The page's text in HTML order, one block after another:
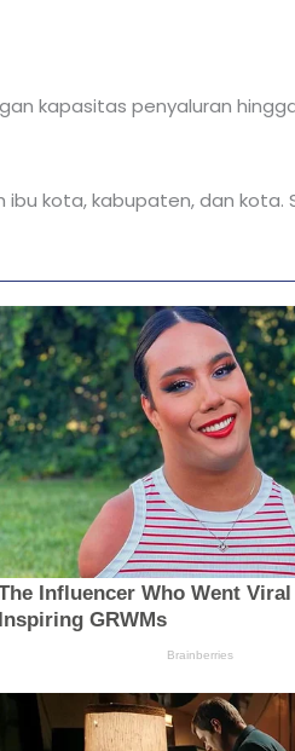
kapasitas penyaluran
kota, kabupaten, dan kota.